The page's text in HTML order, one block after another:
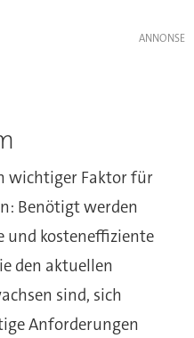
wichtiger Faktor für
Benötigt werden
und kosteneffiziente
den aktuellen
sind, sich
Anforderungen